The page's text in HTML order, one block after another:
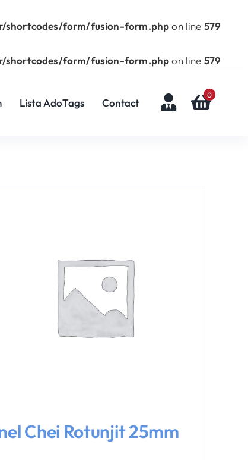
shortcodes/form/fusion-form.phpon line 579
shortcodes/form/fusion-form.phpon line 579
Lista AdoTags Contact
0
Chei Rotunjit 25mm